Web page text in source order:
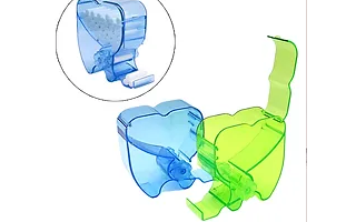
:: 素材: 優れた医療用ステンレス鋼グ
レード